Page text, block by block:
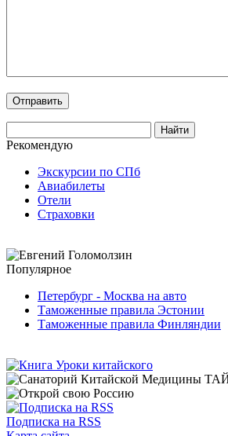
Рекомендую
Экскурсии по СПб
Авиабилеты
Отели
Страховки
Популярное
Петербург - Москва на авто
Таможенные правила Эстонии
Таможенные правила Финляндии
Подписка на RSS